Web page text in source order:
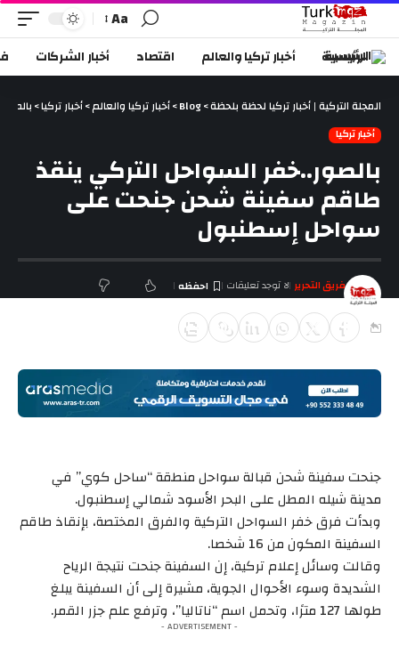
Aa
الرئيسية أخبار تركيا والعالم اقتصاد أخبار الشركات
المجلة التركية | أخبار تركيا لحظة بلحظة>
Blog
>أخبار تركيا والعالم>أخبار تركيا>
أخبار تركيا
بالصور..خفر السواحل التركي ينقذ
طاقم سفينة شحن جنحت على
سواحل إسطنبول
آخر تحديث ديسمبر 19, 2018 5:09 م
فريق التحرير لا توجد تعليقات
جنحت سفينة شحن قبالة سواحل منطقة “ساحل كوي” في
مدينة شيله المطل على البحر الأسود شمالي إسطنبول.
وبدأت فرق خفر السواحل التركية والفرق المختصة، بإنقاذ طاقم
السفينة المكون من 16 شخصا.
وقالت وسائل إعلام تركية، إن السفينة جنحت نتيجة الرياح
الشديدة وسوء الأحوال الجوية، مشيرة إلى أن السفينة يبلغ
طولها 127 مترًا، وتحمل اسم “ناتاليا”، وترفع علم جزر القمر.
- ADVERTISEMENT -